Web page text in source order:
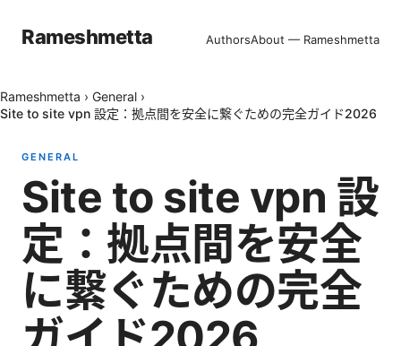
Rameshmetta AuthorsAbout — Rameshmetta
Rameshmetta › General ›
Site to site vpn 設定：拠点間を安全に繋ぐための完全ガイド2026
GENERAL
Site to site vpn 設
定：拠点間を安全
に繋ぐための完全